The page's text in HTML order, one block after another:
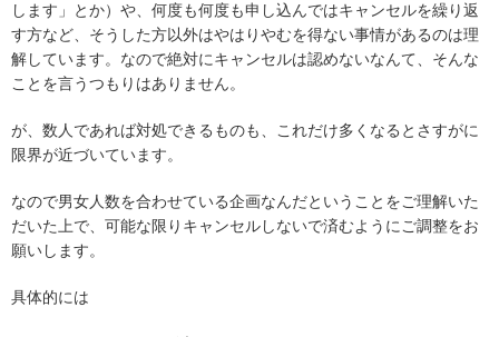
します」とか）や、何度も何度も申し込んではキャンセルを繰り返
す方など、そうした方以外はやはりやむを得ない事情があるのは理
解しています。なので絶対にキャンセルは認めないなんて、そんな
ことを言うつもりはありません。
が、数人であれば対処できるものも、これだけ多くなるとさすがに
限界が近づいています。
なので男女人数を合わせている企画なんだということをご理解いた
だいた上で、可能な限りキャンセルしないで済むようにご調整をお
願いします。
具体的には